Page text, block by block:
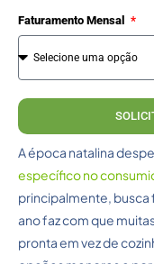
Faturamento Mensal
A época natalina
específico no
principalmente, busca
ano faz com que
pronta em vez de